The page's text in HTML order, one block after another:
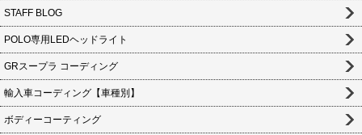
STAFF BLOG
POLO専用LEDヘッドライト
GRスープラ コーディング
輸入車コーディング【車種別】
ボディーコーティング